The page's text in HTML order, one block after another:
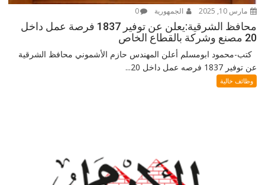
مارس 10, 2025 الجمهورية 0
محافظ الشرقية:يعلن عن توفير 1837 فرصة عمل داخل
20 مصنع وشركة بالقطاع الخاص
كتب-محمود ابومسلم أعلن المهندس حازم الأشموني محافظ الشرقية
عن توفير 1837 فرصه عمل داخل 20...
وظائف خالية